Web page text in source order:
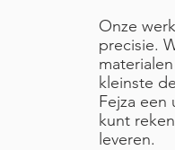
Onze
precisie.
kleinste
Fejza
kunt
leveren.